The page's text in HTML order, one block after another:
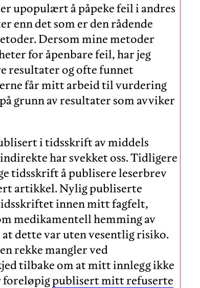
upopulært å påpeke feil i andres
enn det som er den rådende
Dersom mine metoder
for åpenbare feil, har jeg
resultater og ofte funnet
får mitt arbeid til vurdering
grunn av resultater som avviker
i tidsskrift av middels
har svekket oss. Tidligere
tidsskrift å publisere leserbrev
artikkel. Nylig publiserte
innen mitt fagfelt,
medikamentell hemming av
dette var uten vesentlig risiko.
rekke mangler ved
tilbake om at mitt innlegg ikke
foreløpigpublisert mitt refuserte